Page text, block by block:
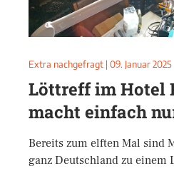
Extra nachgefragt | 09. Januar 2025
Löttreff im Hotel
macht einfach
Bereits zum elften Mal sind
ganz Deutschland zu einem